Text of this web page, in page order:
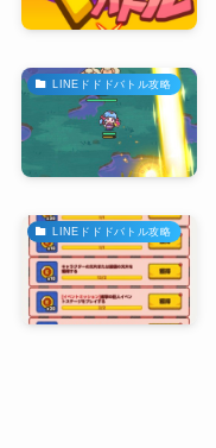
LINEドドドバトル攻略
LINEドドドバトル攻略